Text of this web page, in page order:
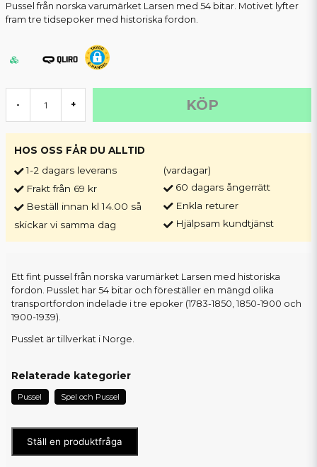
Pussel från norska varumärket Larsen med 54 bitar. Motivet lyfter
fram tre tidsepoker med historiska fordon.
- + KÖP
HOS OSS FÅR DU ALLTID
1-2 dagars leverans
Frakt från 69 kr
Beställ innan kl 14.00 så
skickar vi samma dag
(vardagar)
60 dagars ångerrätt
Enkla returer
Hjälpsam kundtjänst
Ett fint pussel från norska varumärket Larsen med historiska
fordon. Pusslet har 54 bitar och föreställer en mängd olika
transportfordon indelade i tre epoker (1783-1850, 1850-1900 och
1900-1939).
Pusslet är tillverkat i Norge.
Relaterade kategorier
Pussel Spel och Pussel
Ställ en produktfråga